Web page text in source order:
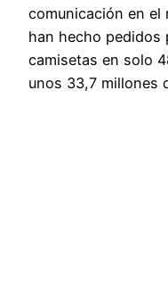
comunicación en el
han hecho pedidos
camisetas en solo
unos 33,7 millones